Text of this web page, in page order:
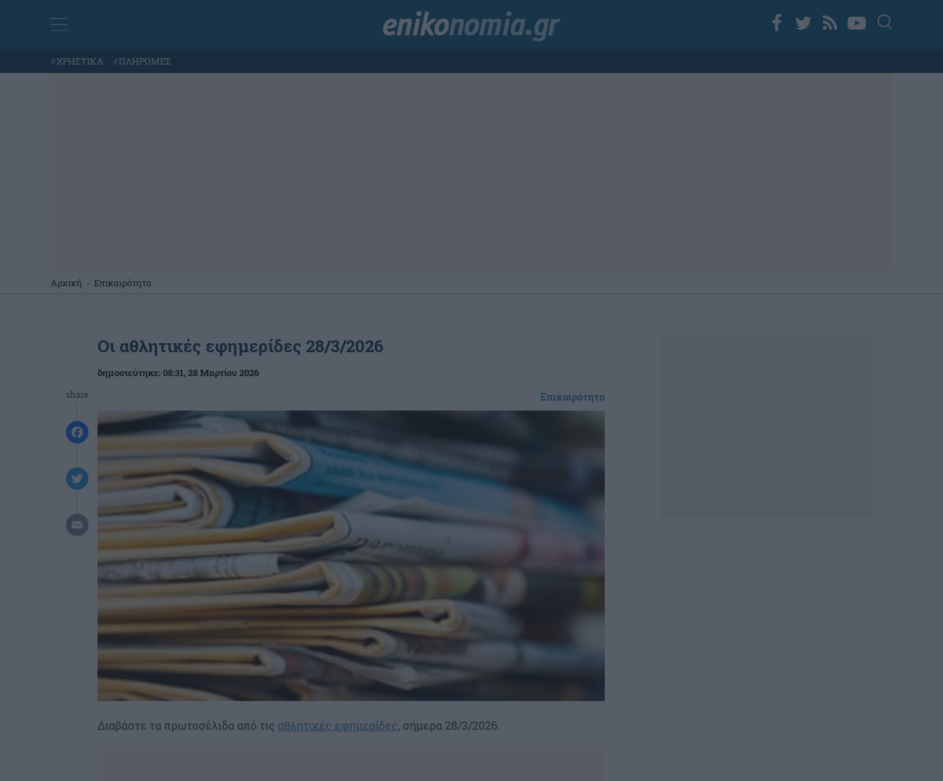
#ΧΡΗΣΤΙΚΑ #ΠΛΗΡΩΜΕΣ
Αρχική - Επικαιρότητα
share
Οι αθλητικές εφημερίδες 28/3/2026
δημοσιεύτηκε:08:31, 28 Μαρτίου 2026
Επικαιρότητα
Διαβάστε τα πρωτοσέλιδα από τις αθλητικές εφημερίδες, σήμερα 28/3/2026.